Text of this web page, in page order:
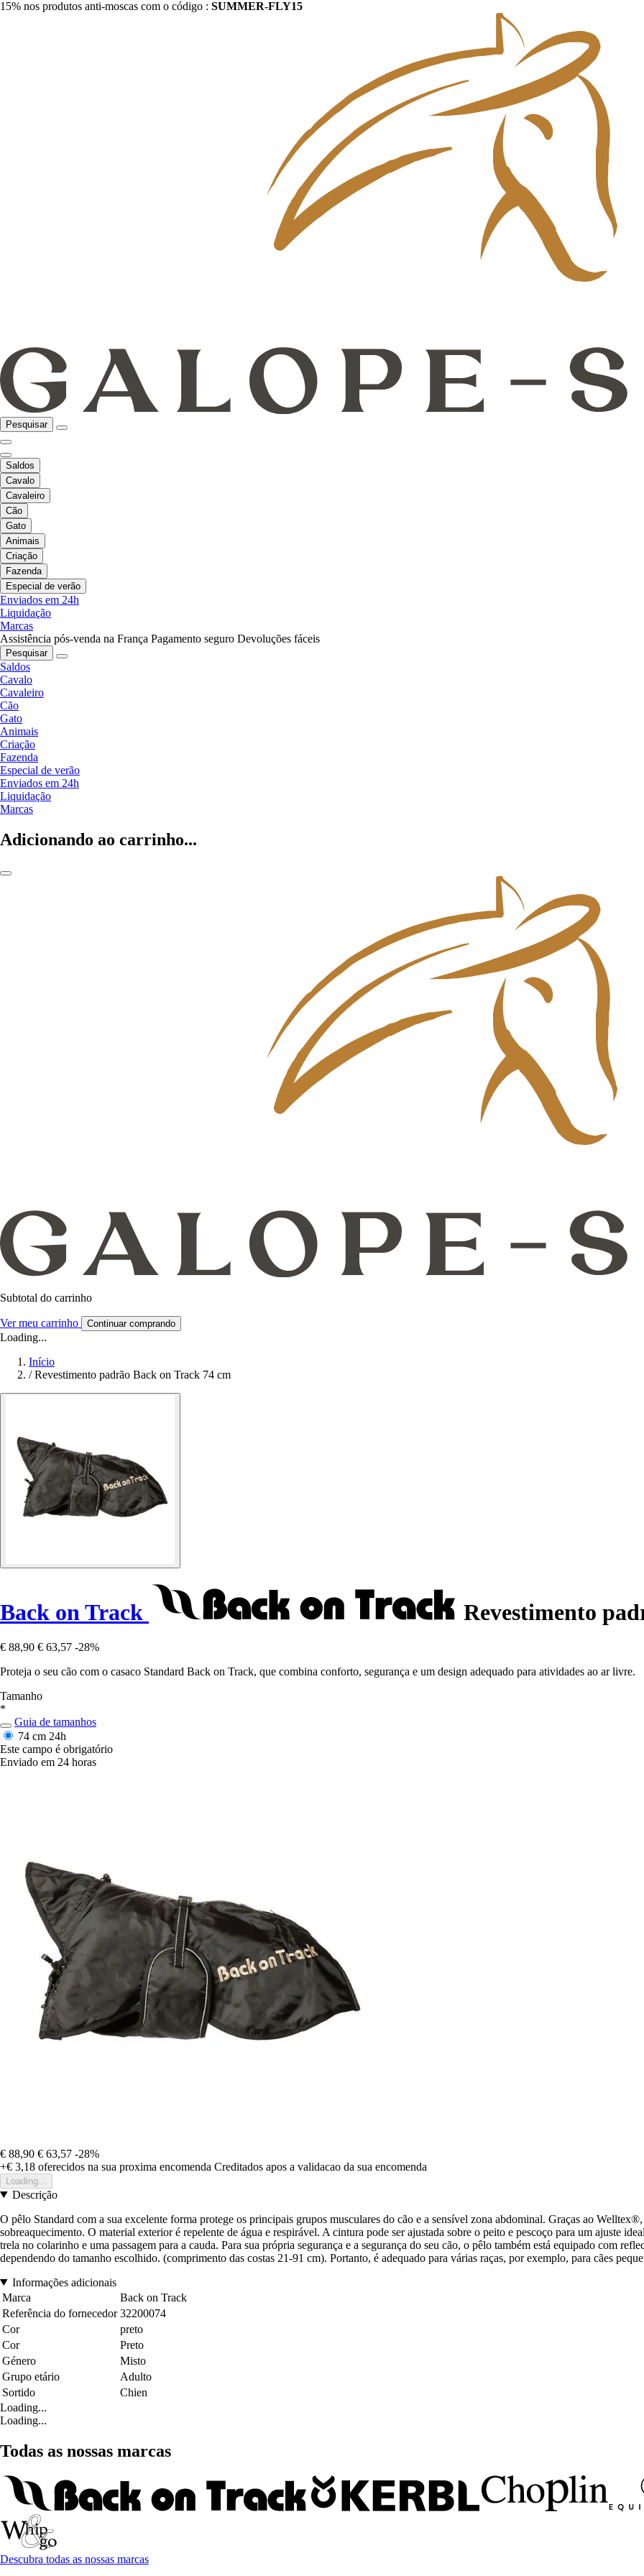
15% nos produtos anti-moscas com o código : SUMMER-FLY15
Pesquisar
Saldos
Cavalo
Cavaleiro
Cão
Gato
Animais
Criação
Fazenda
Especial de verão
Enviados em 24h
Liquidação
Marcas
Assistência pós-venda na França Pagamento seguro Devoluções fáceis
Pesquisar
Saldos
Cavalo
Cavaleiro
Cão
Gato
Animais
Criação
Fazenda
Especial de verão
Enviados em 24h
Liquidação
Marcas
Adicionando ao carrinho...
Subtotal do carrinho
Ver meu carrinho Continuar comprando
Loading...
Início
/ Revestimento padrão Back on Track 74 cm
Back on Track Revestimento
€ 88,90 € 63,57 -28%
Proteja o seu cão com o casaco Standard Back on Track, que combina conforto, segurança e um design adequado para atividades ao ar livre.
Tamanho
*
Guia de tamanhos
74 cm 24h
Este campo é obrigatório
Enviado em 24 horas
€ 88,90 € 63,57 -28%
+€ 3,18 oferecidos na sua proxima encomenda Creditados apos a validacao da sua encomenda
Loading...
Descrição
O pêlo Standard com a sua excelente forma protege os principais grupos musculares do cão e a sensível zona abdominal. Graças ao
sobreaquecimento. O material exterior é repelente de água e respirável. A cintura pode ser ajustada sobre o peito e pescoço para um ajuste
trela no colarinho e uma passagem para a cauda. Para sua própria segurança e a segurança do seu cão, o pêlo também está equipado com
dependendo do tamanho escolhido. (comprimento das costas 21-91 cm). Portanto, é adequado para várias raças, por exemplo, para cães
Informações adicionais
Marca
Back on Track
Referência do fornecedor 32200074
Cor
preto
Cor
Preto
Género
Misto
Grupo etário
Adulto
Sortido
Chien
Loading...
Loading...
Todas as nossas marcas
Descubra todas as nossas marcas